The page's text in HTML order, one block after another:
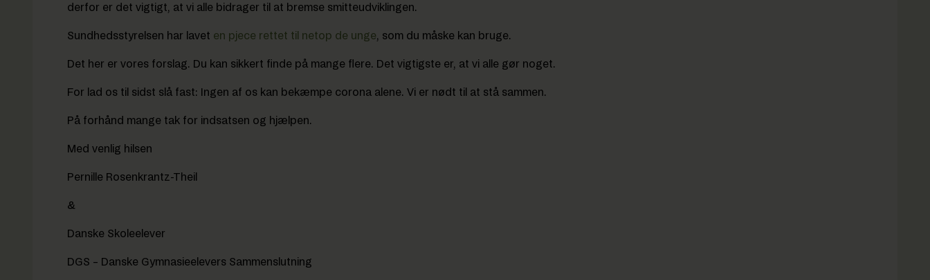
derfor er det vigtigt, at vi alle bidrager til at bremse smitteudviklingen.
Sundhedsstyrelsen har lavet en pjece rettet til netop de unge, som du måske kan bruge.
Det her er vores forslag. Du kan sikkert finde på mange flere. Det vigtigste er, at vi alle gør noget.
For lad os til sidst slå fast: Ingen af os kan bekæmpe corona alene. Vi er nødt til at stå sammen.
På forhånd mange tak for indsatsen og hjælpen.
Med venlig hilsen
Pernille Rosenkrantz-Theil
&
Danske Skoleelever
DGS – Danske Gymnasieelevers Sammenslutning